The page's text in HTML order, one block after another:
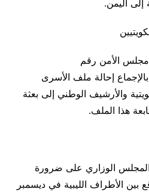
إلى اليمن.
الأمن رقم
قرر بالإجماع إحالة ملف الأسرى
والأرشيف الوطني إلى بعثة
المجلس الوزاري على ضرورة
بين الأطراف الليبية في ديسمبر